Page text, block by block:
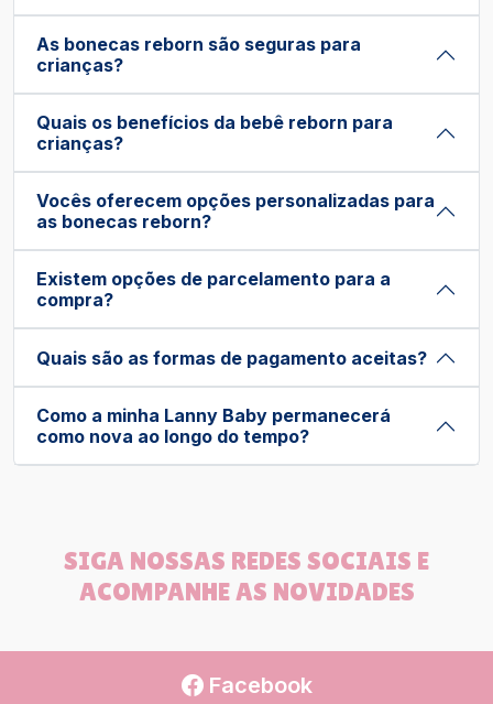
As bonecas reborn são seguras para
crianças?
Quais os benefícios da bebê reborn para
crianças?
Vocês oferecem opções personalizadas para
as bonecas reborn?
Existem opções de parcelamento para a
compra?
Quais são as formas de pagamento aceitas?
Como a minha Lanny Baby permanecerá
como nova ao longo do tempo?
SIGA NOSSAS REDES SOCIAIS E
ACOMPANHE AS NOVIDADES
Facebook